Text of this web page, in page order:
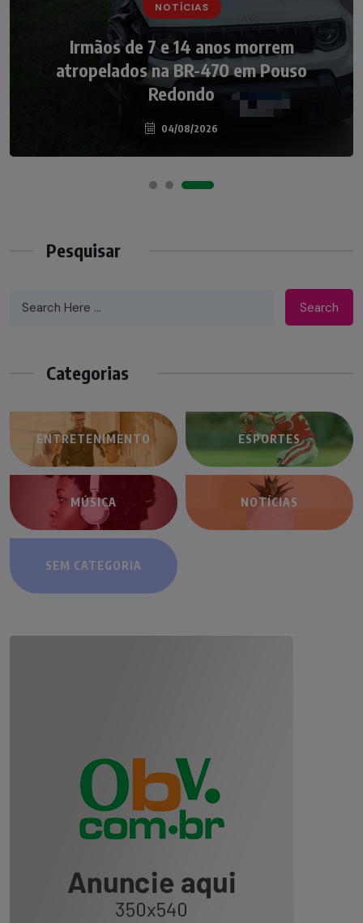
NOTÍCIAS
Irmãos de 7 e 14 anos morrem
atropelados na BR-470 em Pouso
Redondo
04/08/2026
NOTÍCIAS
Nádia Menegazzi leva o nome de Taió ao
palco do Programa Silvio Santos
07/08/2026
Pesquisar
Search
Categorias
ENTRETENIMENTO ESPORTES
MÚSICA NOTÍCIAS
SEM CATEGORIA